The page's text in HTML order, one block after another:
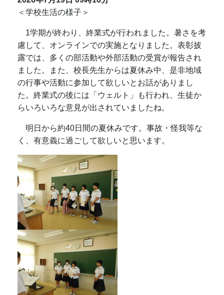
＜学校生活の様子＞
1学期が終わり、終業式が行われました。暑さを考
慮して、オンラインでの実施となりました。表彰披
露では、多くの部活動や外部活動の受賞が報告され
ました。また、校長先生からは夏休み中、是非地域
の行事や活動に参加して欲しいとお話がありまし
た。終業式の後には「ウェルト」も行われ、生徒か
らいろいろな意見が出されていましたね。
明日から約40日間の夏休みです。事故・怪我等な
く、有意義に過ごして欲しいと思います。